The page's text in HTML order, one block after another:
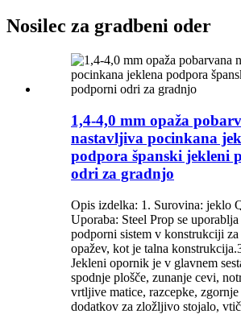
Nosilec za gradbeni oder
1,4-4,0 mm opaža
nastavljiva pocinkana
podpora španski jekleni
odri za gradnjo
Opis izdelka: 1. Surovina: jeklo
Uporaba: Steel Prop se
podporni sistem v konstrukciji
opažev, kot je talna
Jekleni opornik je v glavnem
spodnje plošče, zunanje cevi,
vrtljive matice, razcepke, zgornje
dodatkov za zložljivo stojalo,